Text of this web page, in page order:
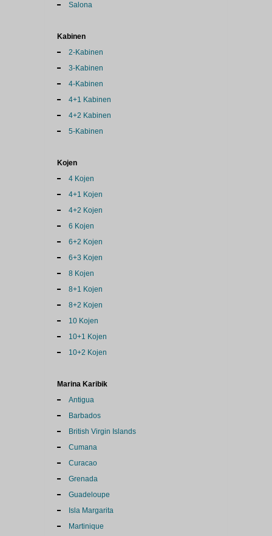
Salona
Kabinen
2-Kabinen
3-Kabinen
4-Kabinen
4+1 Kabinen
4+2 Kabinen
5-Kabinen
Kojen
4 Kojen
4+1 Kojen
4+2 Kojen
6 Kojen
6+2 Kojen
6+3 Kojen
8 Kojen
8+1 Kojen
8+2 Kojen
10 Kojen
10+1 Kojen
10+2 Kojen
Marina Karibik
Antigua
Barbados
British Virgin Islands
Cumana
Curacao
Grenada
Guadeloupe
Isla Margarita
Martinique